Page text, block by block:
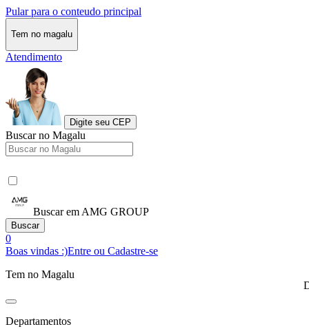
Pular para o conteudo principal
Tem no magalu
Atendimento
Digite seu CEP
Buscar no Magalu
Buscar em AMG GROUP
Buscar
0
Boas vindas :)Entre ou Cadastre-se
Tem no Magalu
Departamentos